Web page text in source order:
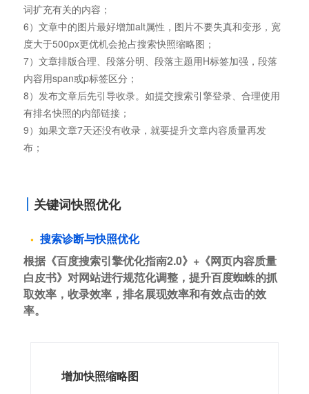
词扩充有关的内容；
6）文章中的图片最好增加alt属性，图片不要失真和变形，宽
度大于500px更优机会抢占搜索快照缩略图；
7）文章排版合理、段落分明、段落主题用H标签加强，段落
内容用span或p标签区分；
8）发布文章后先引导收录。如提交搜索引擎登录、合理使用
有排名快照的内部链接；
9）如果文章7天还没有收录，就要提升文章内容质量再发
布；
关键词快照优化
搜索诊断与快照优化
根据《百度搜索引擎优化指南2.0》+《网页内容质量
白皮书》对网站进行规范化调整，提升百度蜘蛛的抓
取效率，收录效率，排名展现效率和有效点击的效
率。
增加快照缩略图